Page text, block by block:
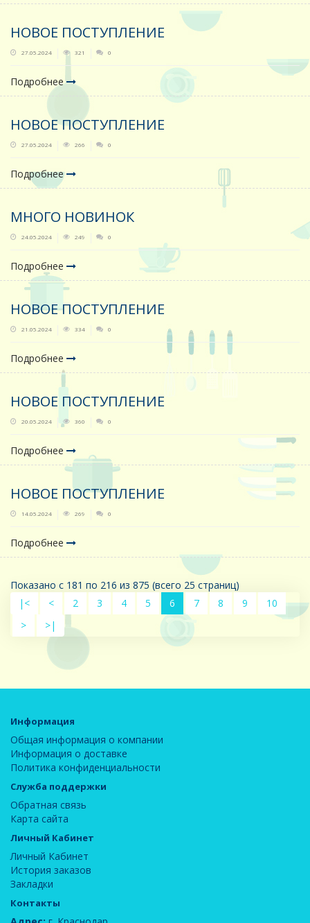
НОВОЕ ПОСТУПЛЕНИЕ
27.05.2024 321 0
Подробнее
НОВОЕ ПОСТУПЛЕНИЕ
27.05.2024 266 0
Подробнее
МНОГО НОВИНОК
24.05.2024 249 0
Подробнее
НОВОЕ ПОСТУПЛЕНИЕ
21.05.2024 334 0
Подробнее
НОВОЕ ПОСТУПЛЕНИЕ
20.05.2024 360 0
Подробнее
НОВОЕ ПОСТУПЛЕНИЕ
14.05.2024 269 0
Подробнее
Показано с 181 по 216 из 875 (всего 25 страниц)
|<
< 2 3 4 5 6 7 8 9
10
>
>|
Информация
Общая информация о компании
Информация о доставке
Политика конфиденциальности
Служба поддержки
Обратная связь
Карта сайта
Личный Кабинет
Личный Кабинет
История заказов
Закладки
Контакты